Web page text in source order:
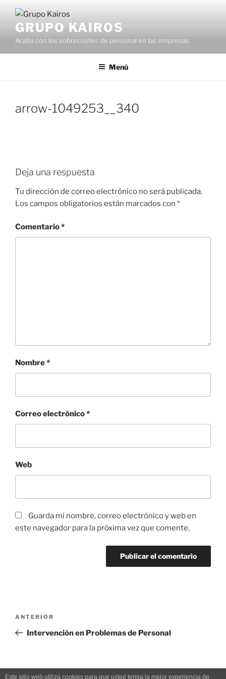
contenidoGRUPO KAIROS
Acaba con los sobrecostes de personal en las empresas
Menú
arrow-1049253__340
Deja una respuesta
Tu dirección de correo electrónico no será publicada.
Los campos obligatorios están marcados con *
Comentario*
Nombre*
Correo electrónico*
Web
Guarda mi nombre, correo electrónico y web en
este navegador para la próxima vez que comente.
entradas
Entrada
anterior:
ANTERIOR
Intervención en Problemas de Personal
Este sitio web utiliza cookies para que usted tenga la mejor experiencia de